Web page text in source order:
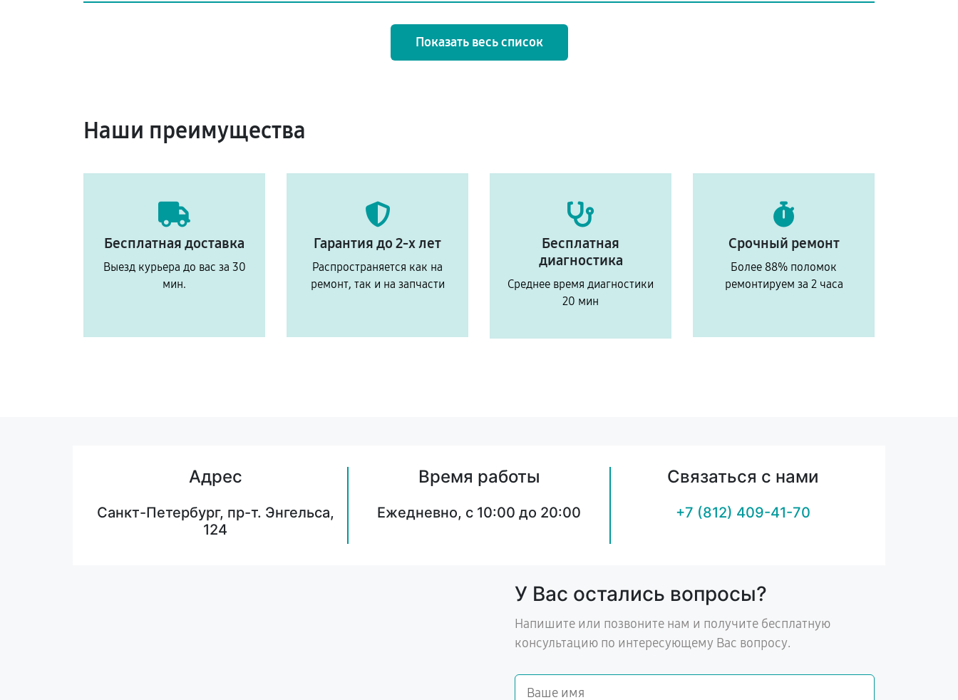
Показать весь список
Наши преимущества
Бесплатная доставка
Выезд курьера до вас за 30
мин.
Гарантия до 2-х лет
Распространяется как на
ремонт, так и на запчасти
Бесплатная
диагностика
Среднее время диагностики
20 мин
Срочный ремонт
Более 88% поломок
ремонтируем за 2 часа
Адрес
Санкт-Петербург, пр-т. Энгельса,
124
Время работы
Ежедневно, с 10:00 до 20:00
Связаться с нами
+7 (812) 409-41-70
У Вас остались вопросы?
Напишите или позвоните нам и получите бесплатную
консультацию по интересующему Вас вопросу.